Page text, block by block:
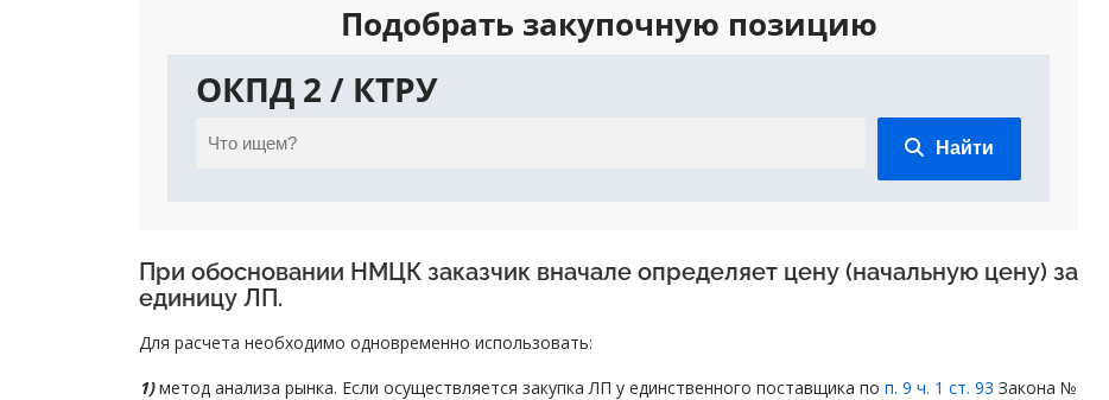
Подобрать закупочную позицию
ОКПД 2 / КТРУ
Найти
При обосновании НМЦК заказчик вначале определяет цену (начальную цену) за
единицу ЛП.
Для расчета необходимо одновременно использовать:
1)метод анализа рынка. Если осуществляется закупка ЛП у единственного поставщика по п. 9 ч. 1 ст. 93 Закона №